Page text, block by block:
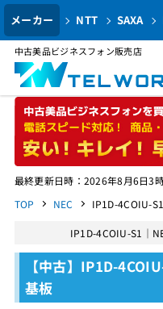
メーカー NTT SAXA
中古美品ビジネスフォン販売店
最終更新日時：2026年8月6日3
TOP
NEC IP1D-4COIU-S1
IP1D-4COIU-S1｜
【中古】IP1D-
基板